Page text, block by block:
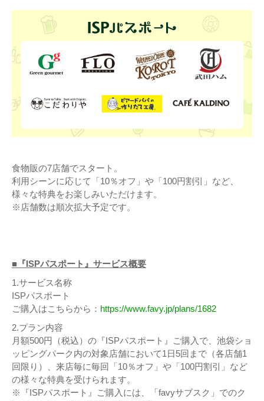
食物販の7店舗でスタート。
利用シーンに応じて「10％オフ」や「100円割引」など、
様々な特典をお楽しみいただけます。
※店舗数は順次拡大予定です。
■『ISPパスポート』サービス概要
1.サービス名称
ISPパスポート
ご購入はこちらから： https://www.favy.jp/plans/1682
2.プラン内容
月額500円（税込）の『ISPパスポート』ご購入で、池袋ショ
ッピングパーク内の対象店舗において1日5回まで（各店舗1
回限り）、来店毎に毎回「10％オフ」や「100円割引」など
の様々な特典を受けられます。
※『ISPパスポート』ご購入には、「favyサブスク」でのク